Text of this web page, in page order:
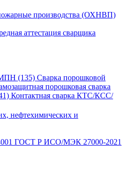
производства (ОХНВП)
аттестация сварщика
МПН (135) Сварка порошковой
порошковая сварка
Контактная сварка КТС/КСС/
нефтехимических и
ГОСТ Р ИСО/МЭК 27000-2021